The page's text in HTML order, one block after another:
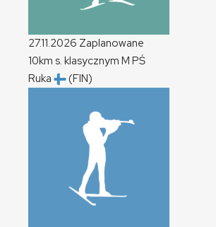
27.11.2026 Zaplanowane
10km s. klasycznym M PŚ
Ruka
(FIN)